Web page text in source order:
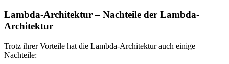
Lambda-Architektur – Nachteile der Lambda-
Architektur
Trotz ihrer Vorteile hat die Lambda-Architektur auch einige
Nachteile: